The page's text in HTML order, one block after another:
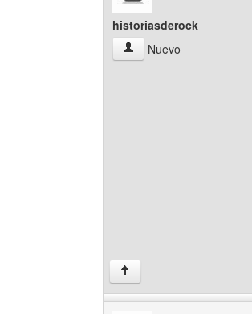
historiasderock
historiasderock Ver perfil
Nuevo
↑